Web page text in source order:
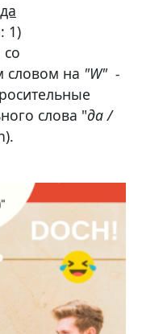
1)
словом на "W" -
слова "да /